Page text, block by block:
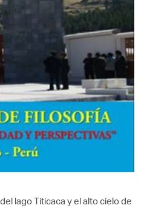
lago Titicaca y el alto cielo de